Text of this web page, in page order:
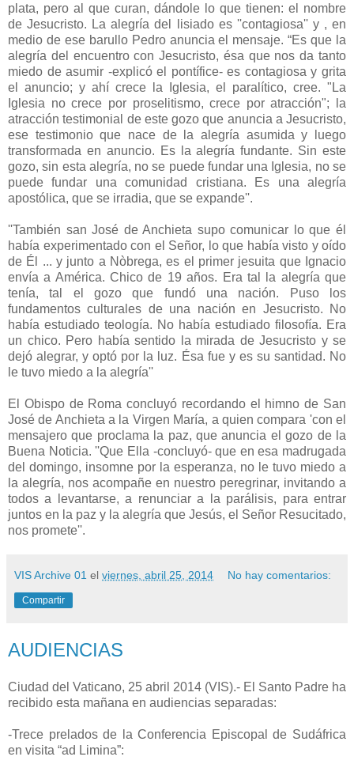
plata, pero al que curan, dándole lo que tienen: el nombre
de Jesucristo. La alegría del lisiado es ''contagiosa'' y , en
medio de ese barullo Pedro anuncia el mensaje. “Es que la
alegría del encuentro con Jesucristo, ésa que nos da tanto
miedo de asumir -explicó el pontífice- es contagiosa y grita
el anuncio; y ahí crece la Iglesia, el paralítico, cree. "La
Iglesia no crece por proselitismo, crece por atracción"; la
atracción testimonial de este gozo que anuncia a Jesucristo,
ese testimonio que nace de la alegría asumida y luego
transformada en anuncio. Es la alegría fundante. Sin este
gozo, sin esta alegría, no se puede fundar una Iglesia, no se
puede fundar una comunidad cristiana. Es una alegría
apostólica, que se irradia, que se expande''.
''También san José de Anchieta supo comunicar lo que él
había experimentado con el Señor, lo que había visto y oído
de Él ... y junto a Nòbrega, es el primer jesuita que Ignacio
envía a América. Chico de 19 años. Era tal la alegría que
tenía, tal el gozo que fundó una nación. Puso los
fundamentos culturales de una nación en Jesucristo. No
había estudiado teología. No había estudiado filosofía. Era
un chico. Pero había sentido la mirada de Jesucristo y se
dejó alegrar, y optó por la luz. Ésa fue y es su santidad. No
le tuvo miedo a la alegría''
El Obispo de Roma concluyó recordando el himno de San
José de Anchieta a la Virgen María, a quien compara 'con el
mensajero que proclama la paz, que anuncia el gozo de la
Buena Noticia. ''Que Ella -concluyó- que en esa madrugada
del domingo, insomne por la esperanza, no le tuvo miedo a
la alegría, nos acompañe en nuestro peregrinar, invitando a
todos a levantarse, a renunciar a la parálisis, para entrar
juntos en la paz y la alegría que Jesús, el Señor Resucitado,
nos promete''.
VIS Archive 01 el viernes, abril 25, 2014 No hay comentarios:
Compartir
AUDIENCIAS
Ciudad del Vaticano, 25 abril 2014 (VIS).- El Santo Padre ha
recibido esta mañana en audiencias separadas:
-Trece prelados de la Conferencia Episcopal de Sudáfrica
en visita “ad Limina”: